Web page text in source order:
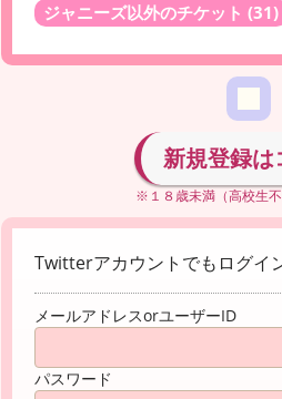
ジャニーズ以外のチケット (31)
新規登録は
※１８歳未満（高校生
Twitterアカウントでもログイ
メールアドレスorユーザーID
パスワード